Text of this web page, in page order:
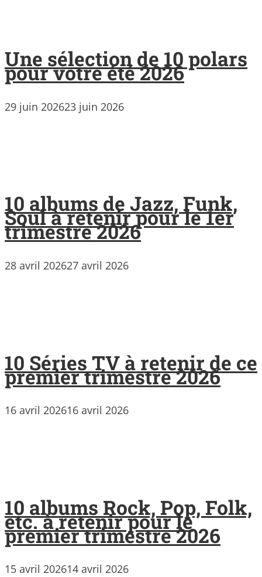
Une sélection de 10 polars
pour votre été 2026
29 juin 202623 juin 2026
10 albums de Jazz, Funk,
Soul à retenir pour le 1er
trimestre 2026
28 avril 202627 avril 2026
10 Séries TV à retenir de ce
premier trimestre 2026
16 avril 202616 avril 2026
10 albums Rock, Pop, Folk,
etc. à retenir pour le
premier trimestre 2026
15 avril 202614 avril 2026